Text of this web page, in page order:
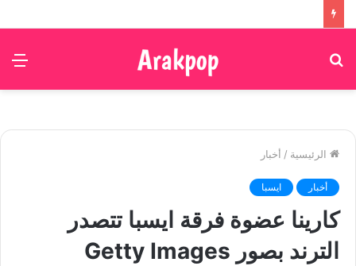
الرئيسية / أخبار
أخبار ايسبا
كارينا عضوة فرقة ايسبا تتصدر
الترند بصور Getty Images